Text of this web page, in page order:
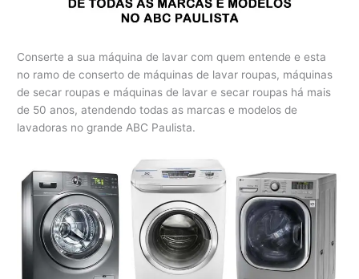
Conserte a sua máquina de lavar com quem entende e esta
no ramo de conserto de máquinas de lavar roupas, máquinas
de secar roupas e máquinas de lavar e secar roupas há mais
de 50 anos, atendendo todas as marcas e modelos de
lavadoras no grande ABC Paulista.